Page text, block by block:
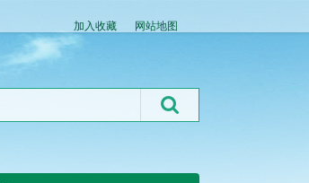
加入收藏 网站地图